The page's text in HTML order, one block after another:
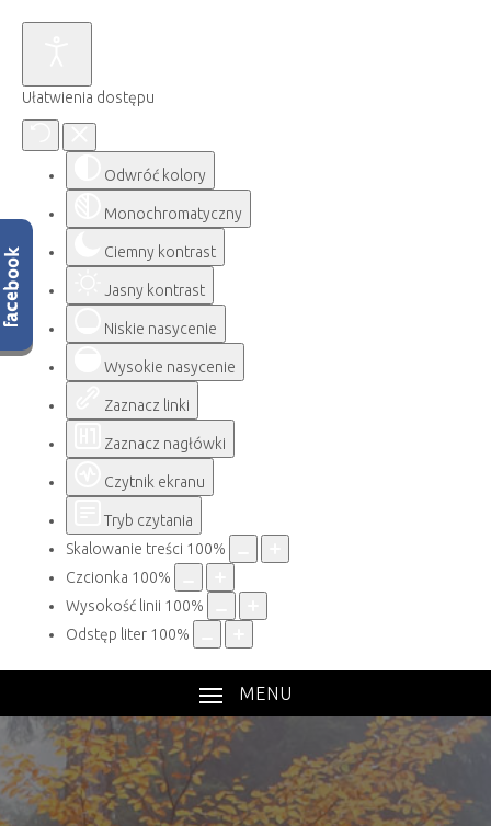
Ułatwienia dostępu
Odwróć kolory
Monochromatyczny
Ciemny kontrast
Jasny kontrast
Niskie nasycenie
Wysokie nasycenie
Zaznacz linki
Zaznacz nagłówki
Czytnik ekranu
Tryb czytania
Skalowanie treści 100%
Czcionka 100%
Wysokość linii 100%
Odstęp liter 100%
MENU